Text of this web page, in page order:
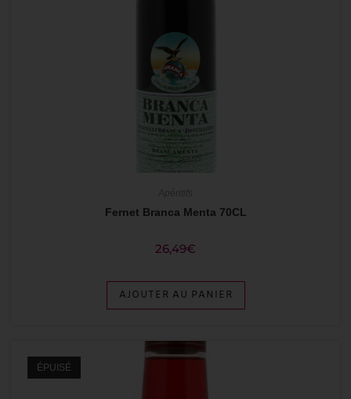
Fernet Branca Menta 70CL
26,49€
AJOUTER AU PANIER
ÉPUISÉ